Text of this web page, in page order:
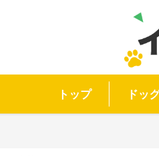
トップ ドッ